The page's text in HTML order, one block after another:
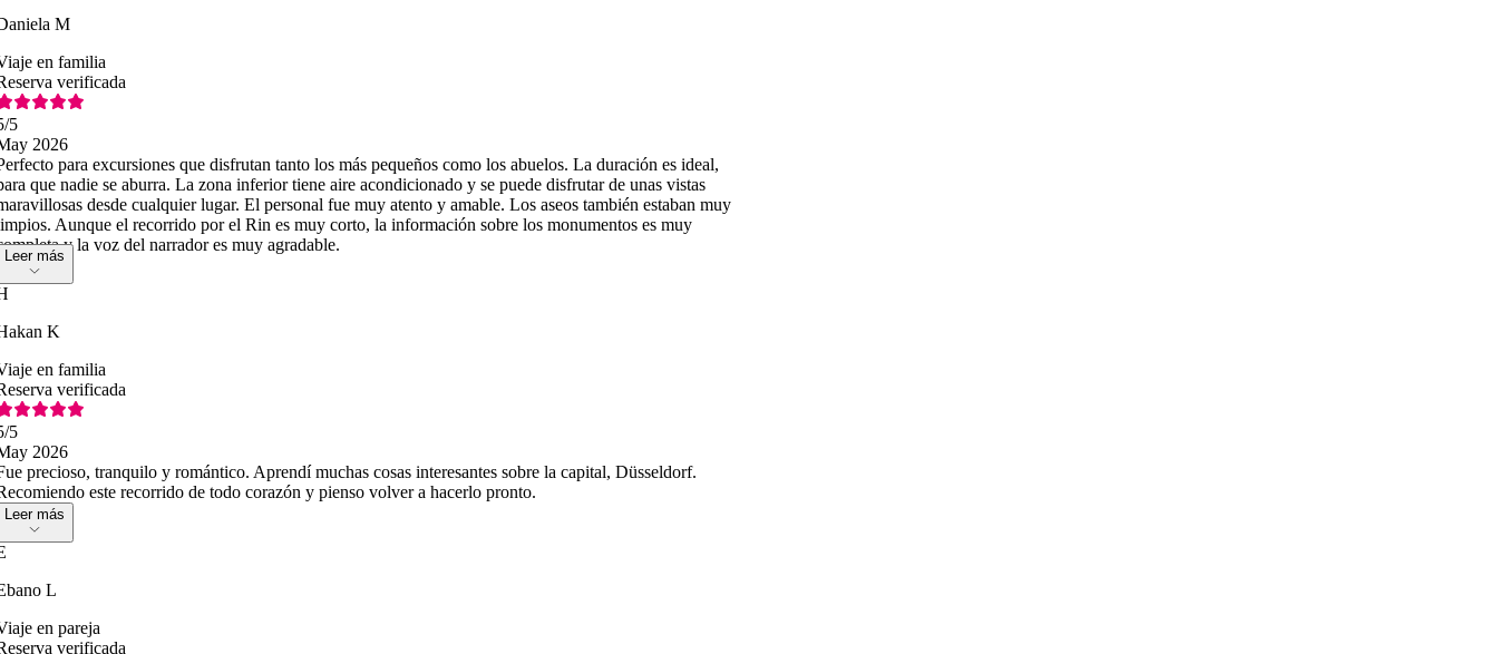
M
en familia
verificada
/5
2026
para excursiones que disfrutan tanto los más pequeños como los abuelos. La duración es ideal,
que nadie se aburra. La zona inferior tiene aire acondicionado y se puede disfrutar de unas vistas
desde cualquier lugar. El personal fue muy atento y amable. Los aseos también estaban muy
Aunque el recorrido por el Rin es muy corto, la información sobre los monumentos es muy
y la voz del narrador es muy agradable.
Leer más
K
en familia
verificada
/5
2026
precioso, tranquilo y romántico. Aprendí muchas cosas interesantes sobre la capital, Düsseldorf.
este recorrido de todo corazón y pienso volver a hacerlo pronto.
Leer más
L
en pareja
verificada